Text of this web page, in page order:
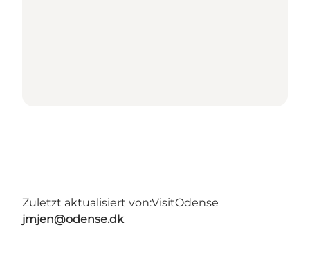
Zuletzt aktualisiert von:VisitOdense
jmjen@odense.dk